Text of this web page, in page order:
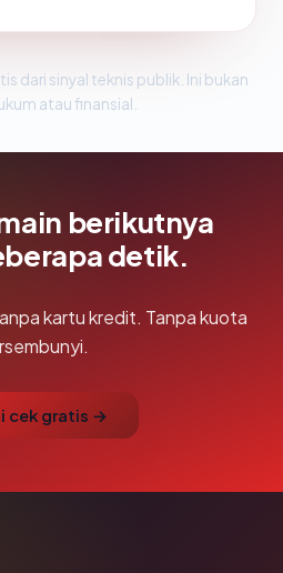
dari sinyal teknis publik. Ini bukan
atau finansial.
berikutnya
detik.
kartu kredit. Tanpa kuota
cek gratis →